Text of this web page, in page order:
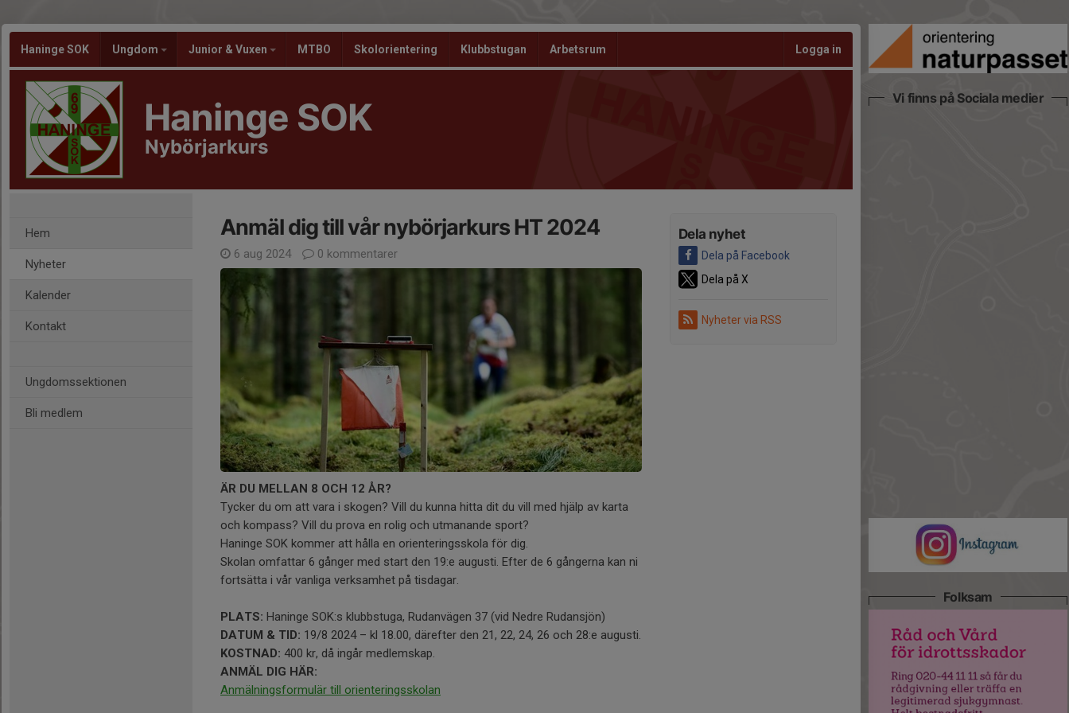
Haninge SOK Ungdom Junior & Vuxen MTBO Skolorientering Klubbstugan Arbetsrum Logga in
Haninge SOK
Nybörjarkurs
Hem
Nyheter
Kalender
Kontakt
Ungdomssektionen
Bli medlem
Dela nyhet
Dela på Facebook
Dela på X
Nyheter via RSS
Anmäl dig till vår nybörjarkurs HT 2024
6 aug 2024 0 kommentarer
ÄR DU MELLAN 8 OCH 12 ÅR?
Tycker du om att vara i skogen? Vill du kunna hitta dit du vill med hjälp av karta
och kompass? Vill du prova en rolig och utmanande sport?
Haninge SOK kommer att hålla en orienteringsskola för dig.
Skolan omfattar 6 gånger med start den 19:e augusti. Efter de 6 gångerna kan ni
fortsätta i vår vanliga verksamhet på tisdagar.
PLATS: Haninge SOK:s klubbstuga, Rudanvägen 37 (vid Nedre Rudansjön)
DATUM & TID: 19/8 2024 – kl 18.00, därefter den 21, 22, 24, 26 och 28:e augusti.
KOSTNAD: 400 kr, då ingår medlemskap.
ANMÄL DIG HÄR:
Anmälningsformulär till orienteringsskolan
Vi finns på Sociala medier
Folksam